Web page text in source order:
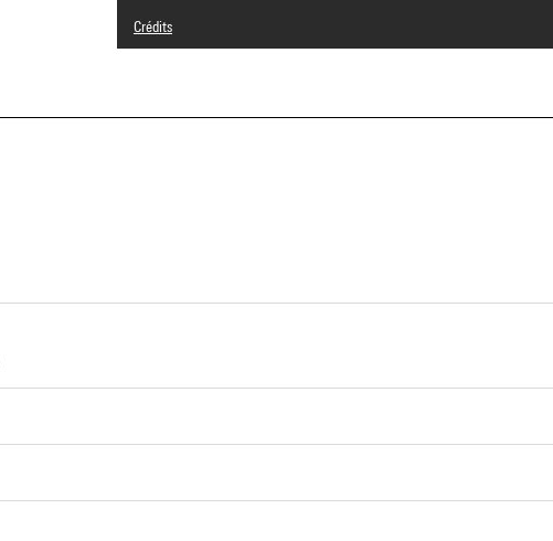
Crédits
© Ian Paterson
Diffusion image :GrandPalaisRmnPhoto